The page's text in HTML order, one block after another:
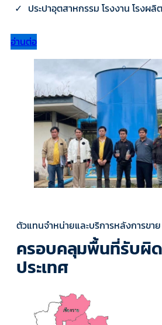
ประปาอุตสาหกรรม โรงงาน โรงผลิ
อ่านต่อ
ตัวแทนจำหน่ายและบริการหลังการขาย
ครอบคลุมพื้นที่รับผิ
ประเทศ